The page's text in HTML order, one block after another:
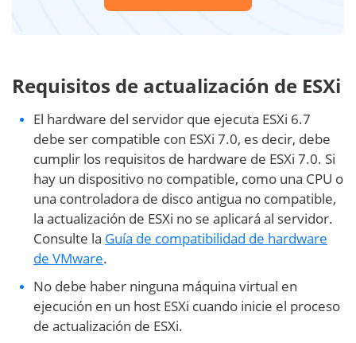
Requisitos de actualización de ESXi
El hardware del servidor que ejecuta ESXi 6.7
debe ser compatible con ESXi 7.0, es decir, debe
cumplir los requisitos de hardware de ESXi 7.0. Si
hay un dispositivo no compatible, como una CPU o
una controladora de disco antigua no compatible,
la actualización de ESXi no se aplicará al servidor.
Consulte la Guía de compatibilidad de hardware
de VMware.
No debe haber ninguna máquina virtual en
ejecución en un host ESXi cuando inicie el proceso
de actualización de ESXi.